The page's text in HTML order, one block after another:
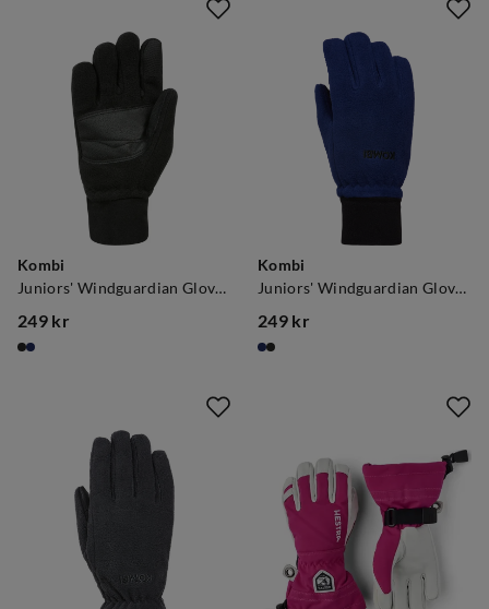
Kombi
Juniors' Windguardian Gloves Black
price
249 kr
Kombi
Juniors' Windguardian Gloves Space Blue
price
249 kr